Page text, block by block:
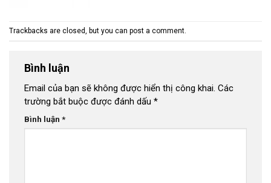
Trackbacks are closed, but you can post a comment.
Bình luận
Email của bạn sẽ không được hiển thị công khai. Các
trường bắt buộc được đánh dấu *
Bình luận *